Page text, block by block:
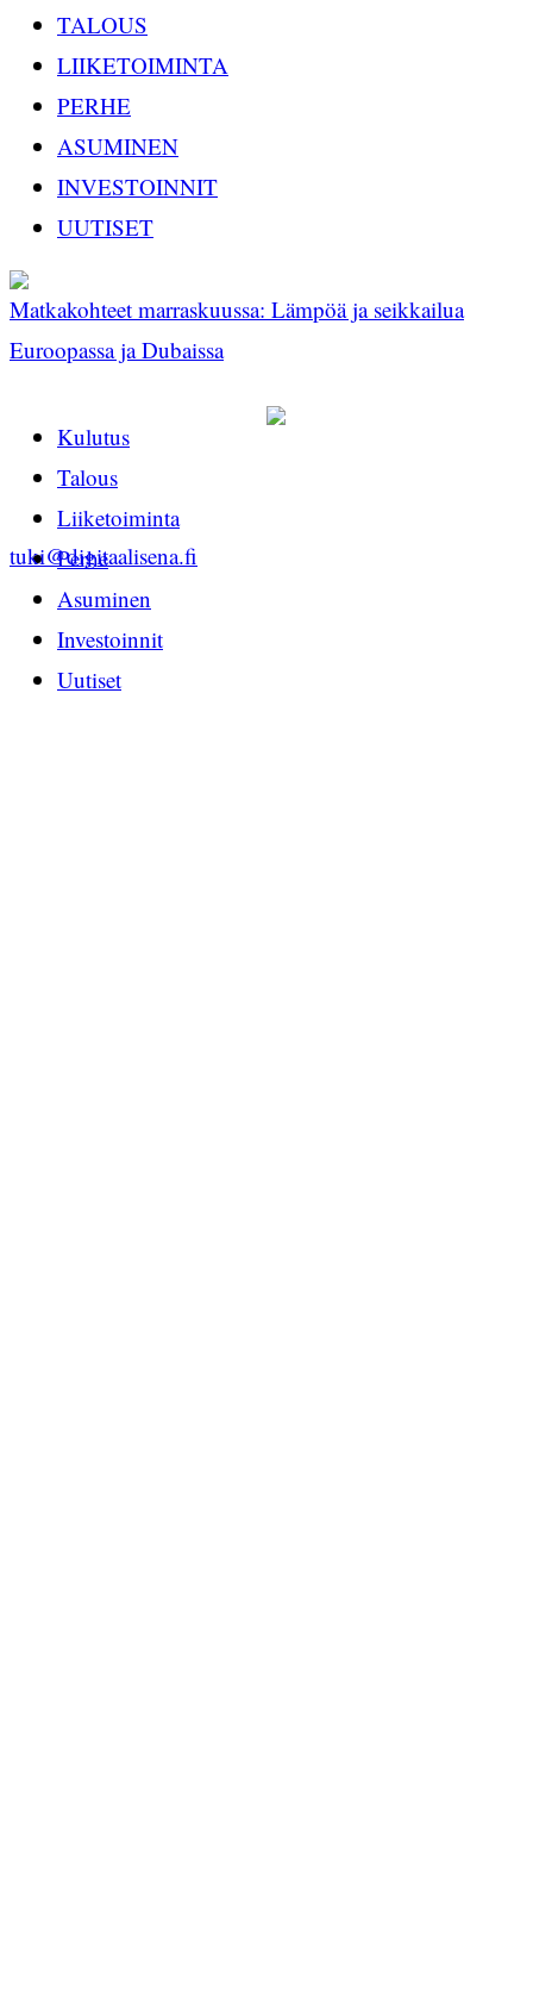
TALOUS
LIIKETOIMINTA
PERHE
ASUMINEN
INVESTOINNIT
UUTISET
Matkakohteet marraskuussa: Lämpöä ja seikkailua
Euroopassa ja Dubaissa
Kulutus
Talous
Liiketoiminta
Perhe
Asuminen
Investoinnit
Uutiset
tuki@digitaalisena.fi